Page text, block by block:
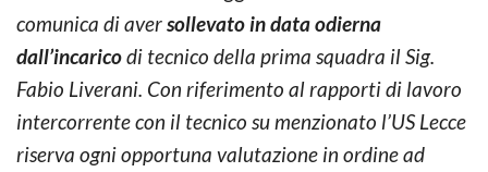
comunica di aversollevato in data odierna
dall’incaricodi tecnico della prima squadra il Sig.
Fabio Liverani. Con riferimento al rapporti di lavoro
intercorrente con il tecnico su menzionato l’US Lecce
riserva ogni opportuna valutazione in ordine ad